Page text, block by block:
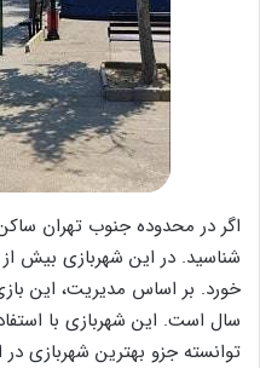
اگر در محدوده جنوب تهران
سال است. این شهربازی با
توانسته جزو بهترین شهربازی